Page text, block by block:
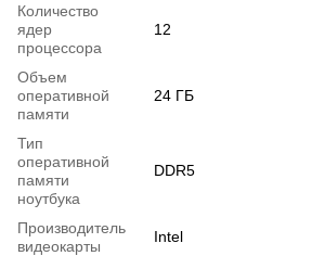
Количество
ядер
процессора
12
Объем
оперативной
памяти
24 ГБ
Тип
оперативной
памяти
ноутбука
DDR5
Производитель
видеокарты
Intel